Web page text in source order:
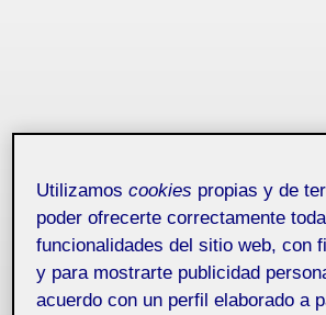
Utilizamoscookies propias y de
poder ofrecerte correctamente
funcionalidades del sitio web, con
y para mostrarte publicidad
acuerdo con un perfil elaborado a